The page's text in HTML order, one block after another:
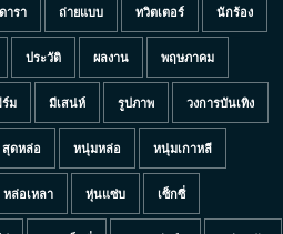
ดารา ถ่ายแบบ ทวิตเตอร์ นักร้อง
ประวัติ ผลงาน พฤษภาคม
ม มีเสน่ห์ รูปภาพ วงการบันเทิง
สุดหล่อ หนุ่มหล่อ หนุ่มเกาหลี
หล่อเหลา หุ่นแซ่บ เซ็กซี่